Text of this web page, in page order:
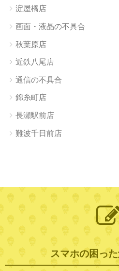
淀屋橋店
画面・液晶の不具合
秋葉原店
近鉄八尾店
通信の不具合
錦糸町店
長瀬駅前店
難波千日前店
スマホの困っ